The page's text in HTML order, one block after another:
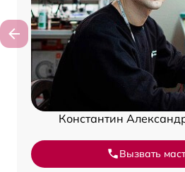
Константин
Вызвать